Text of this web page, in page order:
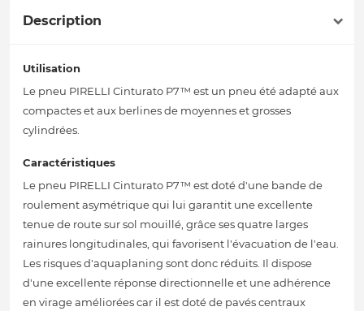
Description
Utilisation
Le pneu PIRELLI Cinturato P7™ est un pneu été adapté aux
compactes et aux berlines de moyennes et grosses
cylindrées.
Caractéristiques
Le pneu PIRELLI Cinturato P7™ est doté d'une bande de
roulement asymétrique qui lui garantit une excellente
tenue de route sur sol mouillé, grâce ses quatre larges
rainures longitudinales, qui favorisent l'évacuation de l'eau.
Les risques d'aquaplaning sont donc réduits. Il dispose
d'une excellente réponse directionnelle et une adhérence
en virage améliorées car il est doté de pavés centraux